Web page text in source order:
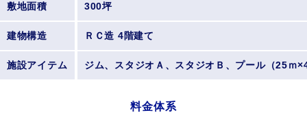
敷地面積 300坪
建物構造 ＲＣ造 4階建て
施設アイテム ジム、スタジオＡ、スタジオＢ、プール（25ｍ
料金体系